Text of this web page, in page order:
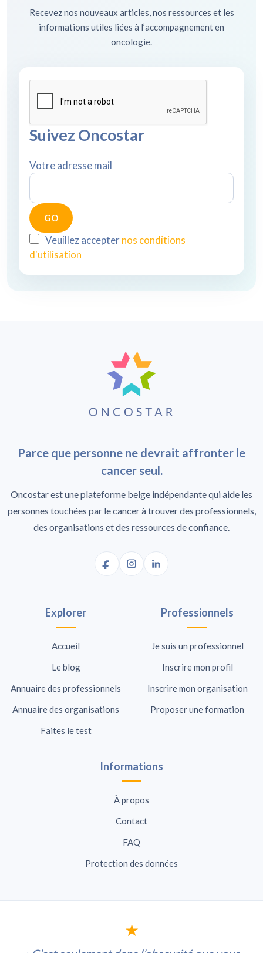
Recevez nos nouveaux articles, nos ressources et les
informations utiles liées à l’accompagnement en
oncologie.
Suivez Oncostar
Votre adresse mail
Veuillez accepternos conditions
d'utilisation
Parce que personne ne devrait affronter le
cancer seul.
Oncostar est une plateforme belge indépendante qui aide les
personnes touchées par le cancer à trouver des professionnels,
des organisations et des ressources de confiance.
Explorer
Accueil
Le blog
Annuaire des professionnels
Annuaire des organisations
Faites le test
Professionnels
Je suis un professionnel
Inscrire mon profil
Inscrire mon organisation
Proposer une formation
Informations
À propos
Contact
FAQ
Protection des données
★